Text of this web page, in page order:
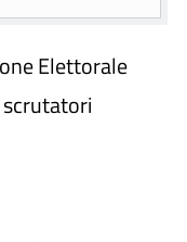
Elettorale